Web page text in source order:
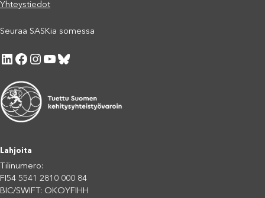
Yhteystiedot
Seuraa SASKia somessa
LinkedIn Facebook Instagram YouTube Bluesky
Lahjoita
Tilinumero:
FI54 5541 2810 000 84
BIC/SWIFT: OKOYFIHH